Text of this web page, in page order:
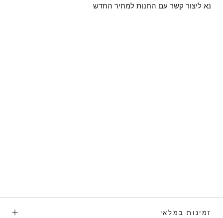
נא ליצור קשר עם החנות למחיר החדש
זמינות במלאי